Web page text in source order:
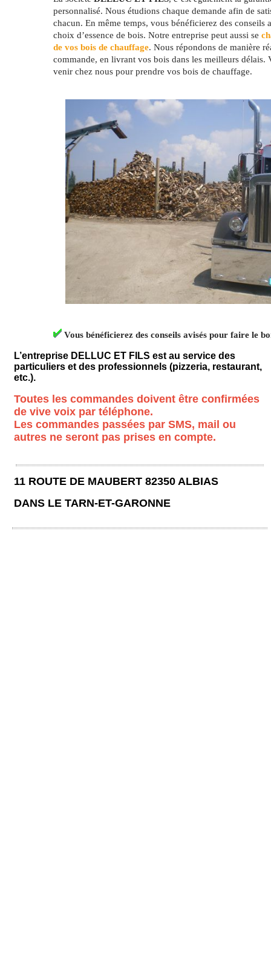
personnalisé. Nous étudions chaque demande afin de
chacun. En même temps, vous bénéficierez des conseils
choix d’essence de bois. Notre entreprise peut aussi se
de vos bois de chauffage. Nous répondons de manière
commande, en livrant vos bois dans les meilleurs délais.
venir chez nous pour prendre vos bois de chauffage.
Vous bénéficierez des conseils avisés pour faire le
L’entreprise DELLUC ET FILS est au service des
particuliers et des professionnels (pizzeria, restaurant,
etc.).
Toutes les commandes doivent être confirmées
de vive voix par téléphone.
Les commandes passées par SMS, mail ou
autres ne seront pas prises en compte.
11 ROUTE DE MAUBERT 82350 ALBIAS
DANS LE TARN-ET-GARONNE